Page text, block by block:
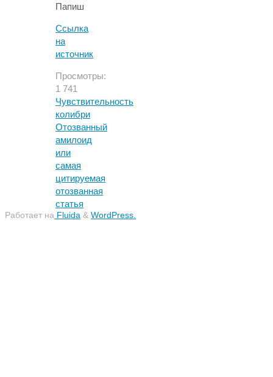
Папиш
Ссылка
на
источник
Просмотры:
1 741
Чувствительность
колибри
Отозванный
амилоид
или
самая
цитируемая
отозванная
статья
Работает на Fluida & WordPress.